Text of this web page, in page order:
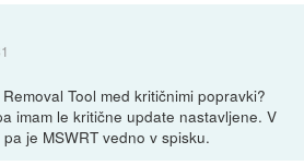
Tool med kritičnimi popravki?
imam le kritične update nastavljene. V
je MSWRT vedno v spisku.